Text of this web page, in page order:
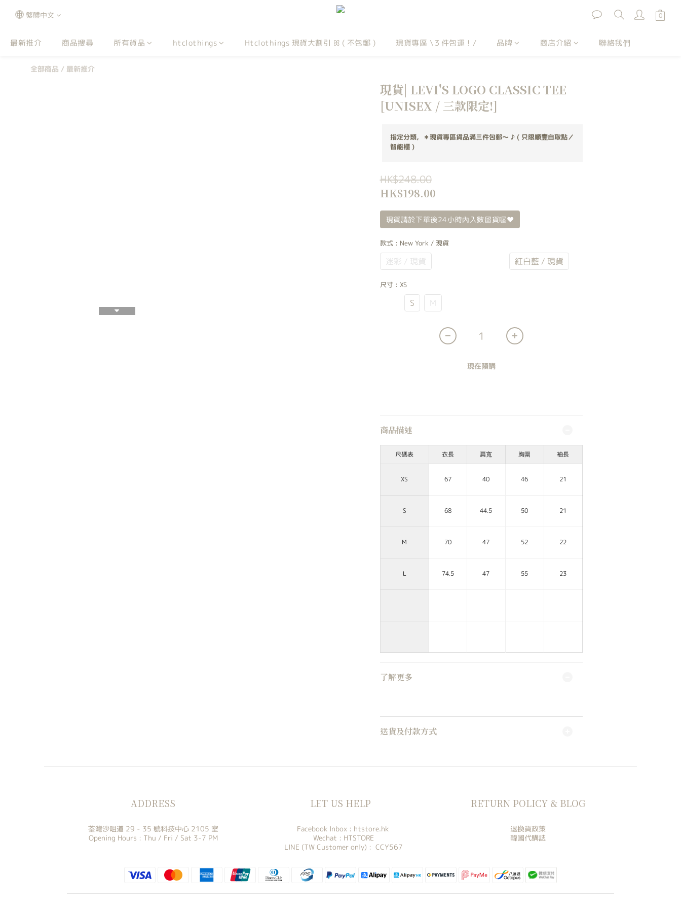
繁體中文
最新推介 商品搜尋 所有貨品 htclothings Htclothings 現貨大割引 ꕤ ( 不包郵 ) 現貨專區 \３件包運！/ 品牌 商店介紹 聯絡我們
全部商品 / 最新推介
現貨| LEVI'S LOGO CLASSIC TEE
[UNISEX / 三款限定!]
指定分類，＊現貨專區貨品滿三件包郵～ ♪ ( 只限順豐自取點／
智能櫃 )
HK$248.00
HK$198.00
現貨請於下單後24小時內入數留貨喔❤️
款式 : New York / 現貨
迷彩 / 現貨 紅白藍 / 現貨
尺寸 : XS
S M
現在預購
商品描述
尺碼表 衣長 肩寬 胸圍 袖長
XS 67 40 46 21
S 68 44.5 50 21
M 70 47 52 22
L 74.5 47 55 23
了解更多
送貨及付款方式
ADDRESS
荃灣沙咀道 29 - 35 號科技中心 2105 室
Opening Hours : Thu / Fri / Sat 3-7 PM
LET US HELP
Facebook Inbox : htstore.hk
Wechat : HTSTORE
LINE (TW Customer only) : CCY567
RETURN POLICY & BLOG
退換貨政策
韓國代購誌